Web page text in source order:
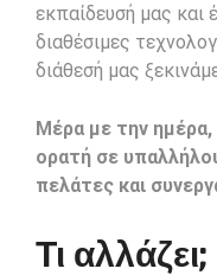
εκπαίδευσή μας και
διαθέσιμες
διάθεσή μας
Μέρα με την ημέρα,
ορατή σε
πελάτες και
Τι αλλάζει;